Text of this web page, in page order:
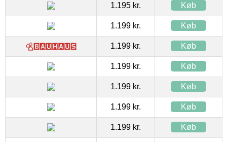
1.195 kr. Køb
1.199 kr. Køb
1.199 kr. Køb
1.199 kr. Køb
1.199 kr. Køb
1.199 kr. Køb
1.199 kr. Køb